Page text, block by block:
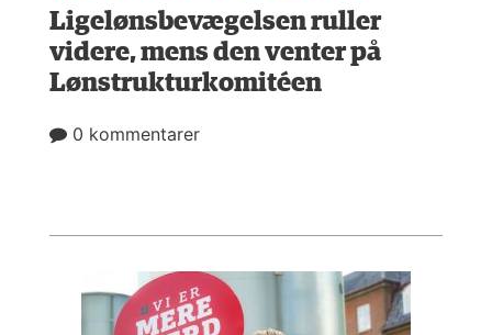
Ligelønsbevægelsen ruller
videre, mens den venter på
Lønstrukturkomitéen
0 kommentarer